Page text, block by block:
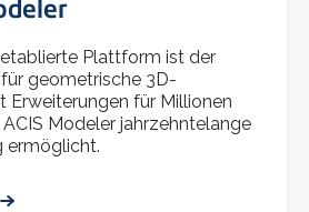
etablierte Plattform ist der
geometrische 3D-
Erweiterungen für Millionen
Modeler jahrzehntelange
ermöglicht.